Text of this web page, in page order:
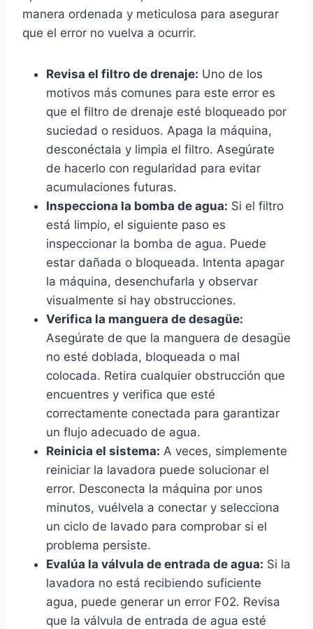
manera ordenada y meticulosa para asegurar
que el error no vuelva a ocurrir.
Revisa el filtro de drenaje: Uno de los
motivos más comunes para este error es
que el filtro de drenaje esté bloqueado por
suciedad o residuos. Apaga la máquina,
desconéctala y limpia el filtro. Asegúrate
de hacerlo con regularidad para evitar
acumulaciones futuras.
Inspecciona la bomba de agua: Si el filtro
está limpio, el siguiente paso es
inspeccionar la bomba de agua. Puede
estar dañada o bloqueada. Intenta apagar
la máquina, desenchufarla y observar
visualmente si hay obstrucciones.
Verifica la manguera de desagüe:
Asegúrate de que la manguera de desagüe
no esté doblada, bloqueada o mal
colocada. Retira cualquier obstrucción que
encuentres y verifica que esté
correctamente conectada para garantizar
un flujo adecuado de agua.
Reinicia el sistema: A veces, simplemente
reiniciar la lavadora puede solucionar el
error. Desconecta la máquina por unos
minutos, vuélvela a conectar y selecciona
un ciclo de lavado para comprobar si el
problema persiste.
Evalúa la válvula de entrada de agua: Si la
lavadora no está recibiendo suficiente
agua, puede generar un error F02. Revisa
que la válvula de entrada de agua esté